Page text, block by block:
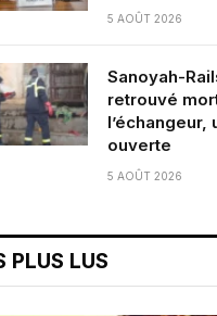
5 AOÛT 2026
Sanoyah-
retrouvé
l’échangeur,
ouverte
5 AOÛT 2026
PLUS LUS